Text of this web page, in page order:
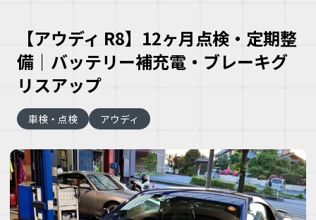
【アウディ R8】12ヶ月点検・定期整
備｜バッテリー補充電・ブレーキグ
リスアップ
車検・点検 アウディ